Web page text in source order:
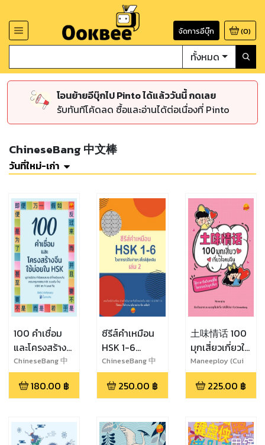
จัดการอีบุ๊ก (0)
ทั้งหมด
โอนย้ายอีบุ๊กไป Pinto ได้แล้ววันนี้ กดเลย
รับทันทีโค้ดลด ซื้อและอ่านได้ต่อเนื่องที่ Pinto
ChineseBang 中文棒
วันที่ใหม่-เก่า
100 คำเชื่อม
และโครงสร้าง
จีนใช้บ่อยใน
HSK
ChineseBang 中
文棒
180.00 ฿
ซีรีส์คำเหมือน
HSK 1-6
ไวยากรณ์จีน
ง่ายๆ สไตล์สุ่ย
หลิน เล่ม 2
ChineseBang 中
文棒
250.00 ฿
土味情话 100
มุกเสี่ยวเกี่ยวใจ
คนจีน
Maneeploy (Cui
Xuan)
225.00 ฿